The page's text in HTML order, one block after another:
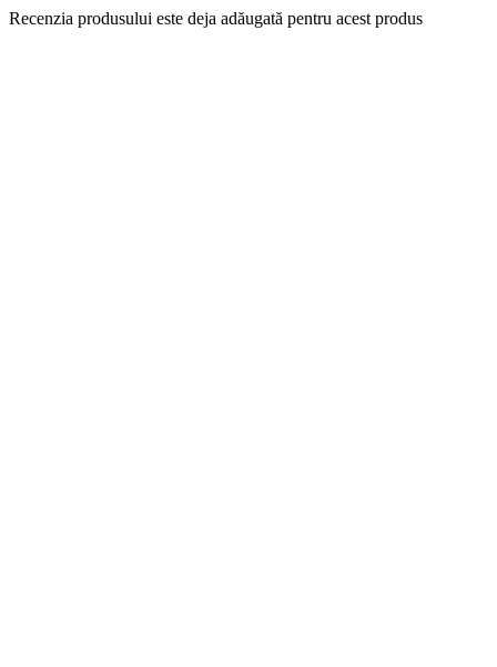
Recenzia produsului este deja adăugată pentru acest produs